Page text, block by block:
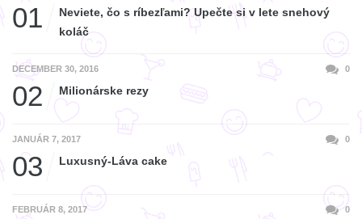
01
Neviete, čo s ríbezľami? Upečte si v lete snehový
koláč
DECEMBER 30, 2016 0
02 Milionárske rezy
JANUÁR 7, 2017 0
03 Luxusný-Láva cake
FEBRUÁR 8, 2017 0